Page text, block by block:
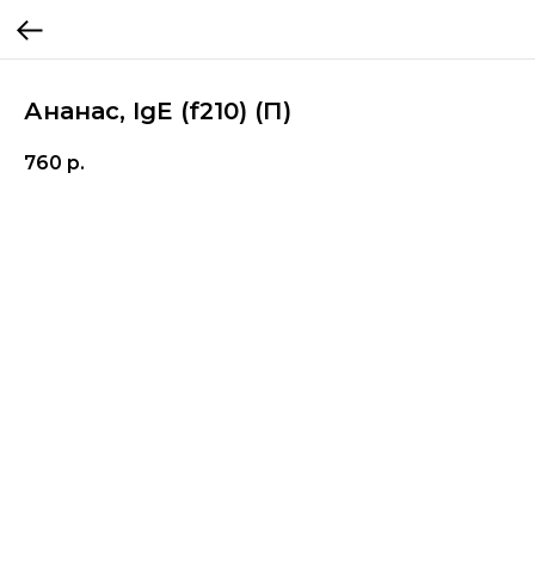
Ананас, IgE (f210) (П)
760 р.